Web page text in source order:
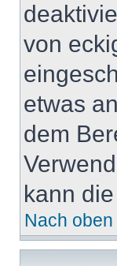
von
etwas
dem
kann
Nach oben